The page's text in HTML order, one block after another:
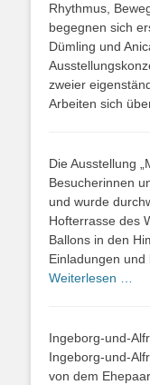
Rhythmus,
begegnen sich
Dümling und
zweier
Arbeiten sich
Die Ausstellung
Besucherinnen
und wurde
Hofterrasse des
Ballons in den
Einladungen und
Weiterlesen …
Ingeborg-und-
Ingeborg-und-
von dem